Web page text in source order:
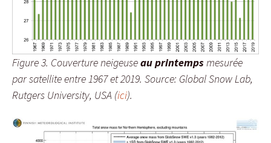
Figure 3. Couverture neigeuseau printempsmesurée
par satellite entre 1967 et 2019. Source: Global Snow Lab,
Rutgers University, USA (ici).